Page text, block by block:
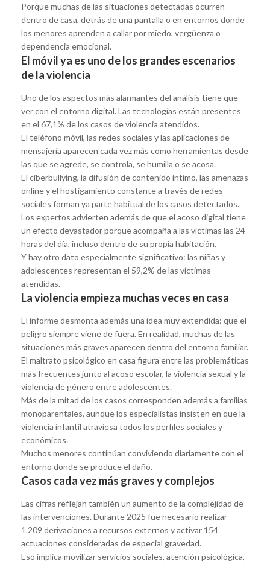
Porque muchas de las situaciones detectadas ocurren
dentro de casa, detrás de una pantalla o en entornos donde
los menores aprenden a callar por miedo, vergüenza o
dependencia emocional.
El móvil ya es uno de los grandes escenarios
de la violencia
Uno de los aspectos más alarmantes del análisis tiene que
ver con el entorno digital. Las tecnologías están presentes
en el 67,1% de los casos de violencia atendidos.
El teléfono móvil, las redes sociales y las aplicaciones de
mensajería aparecen cada vez más como herramientas desde
las que se agrede, se controla, se humilla o se acosa.
El ciberbullying, la difusión de contenido íntimo, las amenazas
online y el hostigamiento constante a través de redes
sociales forman ya parte habitual de los casos detectados.
Los expertos advierten además de que el acoso digital tiene
un efecto devastador porque acompaña a las víctimas las 24
horas del día, incluso dentro de su propia habitación.
Y hay otro dato especialmente significativo: las niñas y
adolescentes representan el 59,2% de las víctimas
atendidas.
La violencia empieza muchas veces en casa
El informe desmonta además una idea muy extendida: que el
peligro siempre viene de fuera. En realidad, muchas de las
situaciones más graves aparecen dentro del entorno familiar.
El maltrato psicológico en casa figura entre las problemáticas
más frecuentes junto al acoso escolar, la violencia sexual y la
violencia de género entre adolescentes.
Más de la mitad de los casos corresponden además a familias
monoparentales, aunque los especialistas insisten en que la
violencia infantil atraviesa todos los perfiles sociales y
económicos.
Muchos menores continúan conviviendo diariamente con el
entorno donde se produce el daño.
Casos cada vez más graves y complejos
Las cifras reflejan también un aumento de la complejidad de
las intervenciones. Durante 2025 fue necesario realizar
1.209 derivaciones a recursos externos y activar 154
actuaciones consideradas de especial gravedad.
Eso implica movilizar servicios sociales, atención psicológica,